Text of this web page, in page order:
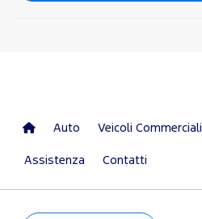
Auto Veicoli Commerciali
Assistenza Contatti